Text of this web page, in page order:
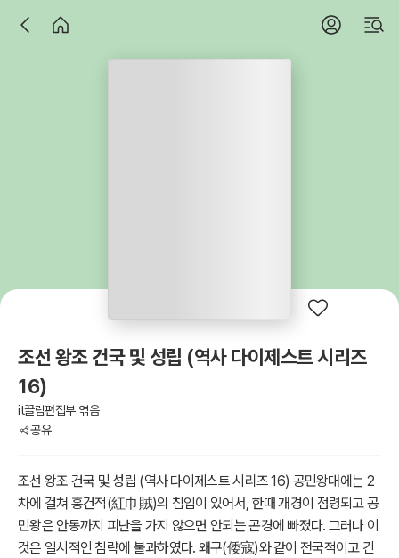
조선 왕조 건국 및 성립 (역사 다이제스트 시리즈
16)
it끌림편집부 엮음
공유
조선 왕조 건국 및 성립 (역사 다이제스트 시리즈 16) 공민왕대에는 2
차에 걸쳐 홍건적(紅巾賊)의 침입이 있어서, 한때 개경이 점령되고 공
민왕은 안동까지 피난을 가지 않으면 안되는 곤경에 빠졌다. 그러나 이
것은 일시적인 침략에 불과하였다. 왜구(倭寇)와 같이 전국적이고 긴